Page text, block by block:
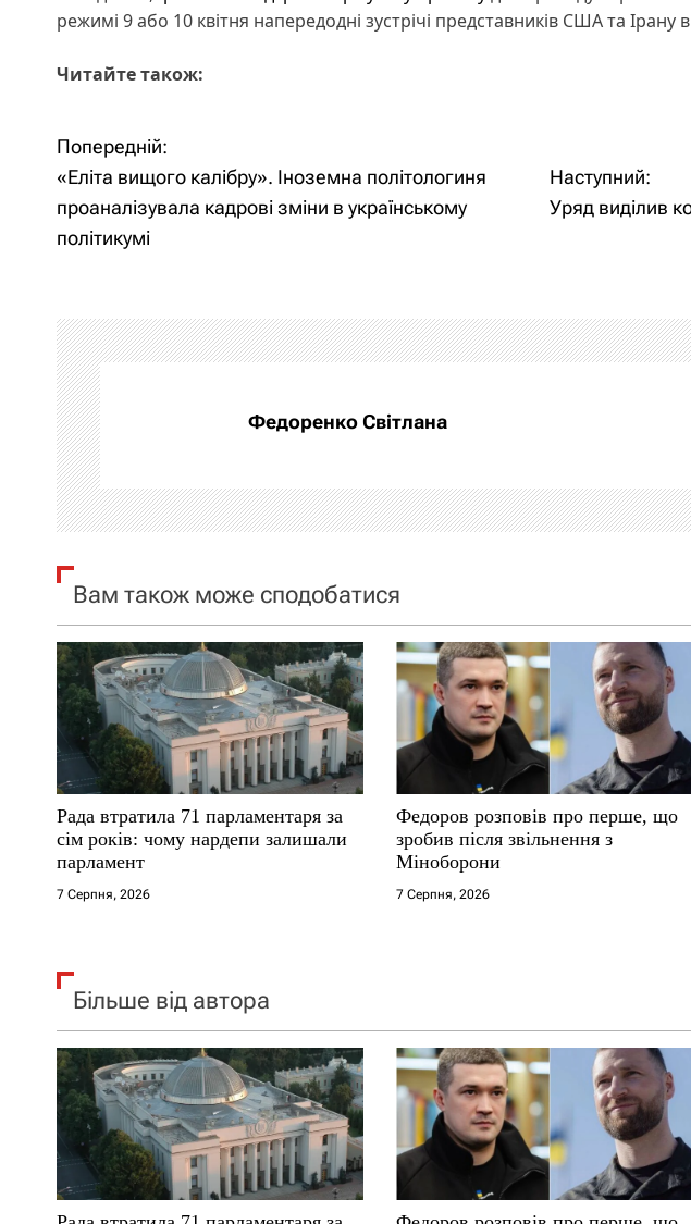
режимі 9 або 10 квітня напередодні зустрічі представників США та Ірану
Читайте також:
Н
а
в
г
а
ц
і
я
з
а
п
и
с
і
в
Попередній:
«Еліта вищого калібру». Іноземна політологиня
проаналізувала кадрові зміни в українському
політикумі
Наступний:
Уряд виділив
Федоренко Світлана
Вам також може сподобатися
Рада втратила 71 парламентаря за
сім років: чому нардепи залишали
парламент
7 Серпня, 2026
Федоров розповів про перше, що
зробив після звільнення з
Міноборони
7 Серпня, 2026
Більше від автора